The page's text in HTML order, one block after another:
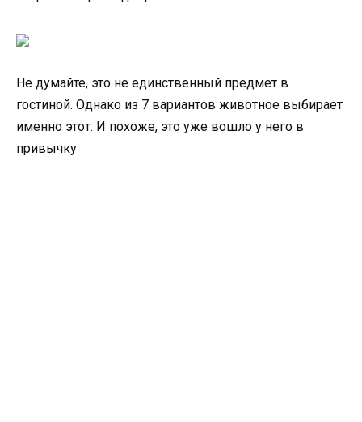
Не думайте, это не единственный предмет в
гостиной. Однако из 7 вариантов животное выбирает
именно этот. И похоже, это уже вошло у него в
привычку